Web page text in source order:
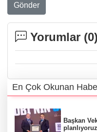
Gönder
Yorumlar (0)
En Çok Okunan
Başkan
planlıyoruz